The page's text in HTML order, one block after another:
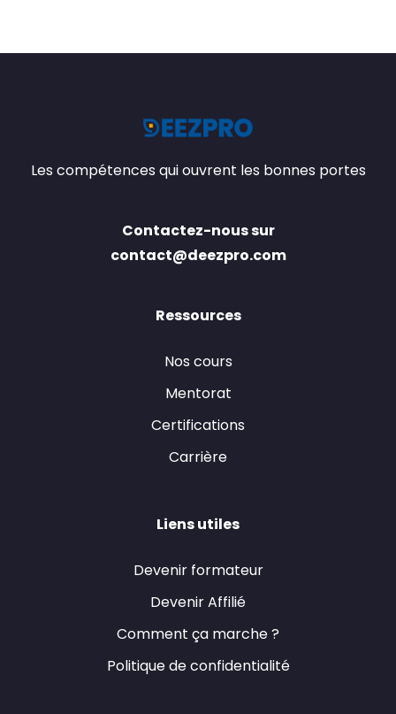
Les compétences qui ouvrent les bonnes portes
Contactez-nous sur
contact@deezpro.com
Ressources
Nos cours
Mentorat
Certifications
Carrière
Liens utiles
Devenir formateur
Devenir Affilié
Comment ça marche ?
Politique de confidentialité